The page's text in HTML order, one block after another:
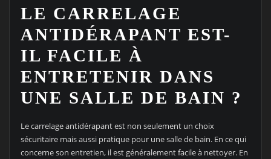
LE CARRELAGE
ANTIDÉRAPANT EST-
IL FACILE À
ENTRETENIR DANS
UNE SALLE DE BAIN ?
Le carrelage antidérapant est non seulement un choix
sécuritaire mais aussi pratique pour une salle de bain. En ce qui
concerne son entretien, il est généralement facile à nettoyer. En